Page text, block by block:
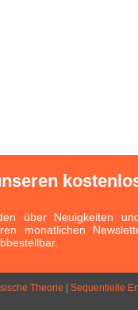
über Neuigkeiten
monatlichen
Theorie Sequentielle